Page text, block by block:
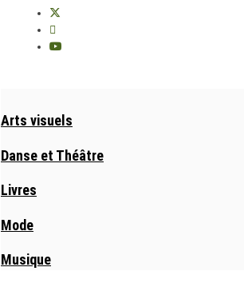
Arts visuels
Danse et Théâtre
Livres
Mode
Musique